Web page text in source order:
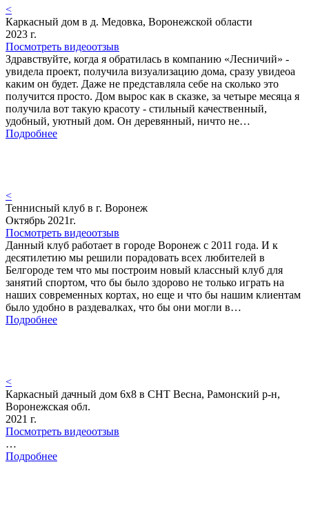
<
Каркасный дом в д. Медовка, Воронежской области
2023 г.
Посмотреть видеоотзыв
Здравствуйте, когда я обратилась в компанию «Лесничий» -
увидела проект, получила визуализацию дома, сразу увидеоа
каким он будет. Даже не представляла себе на сколько это
получится просто. Дом вырос как в сказке, за четыре месяца я
получила вот такую красоту - стильный качественный,
удобный, уютный дом. Он деревянный, ничто не…
Подробнее
<
Теннисный клуб в г. Воронеж
Октябрь 2021г.
Посмотреть видеоотзыв
Данный клуб работает в городе Воронеж с 2011 года. И к
десятилетию мы решили порадовать всех любителей в
Белгороде тем что мы построим новый классный клуб для
занятий спортом, что бы было здорово не только играть на
наших современных кортах, но еще и что бы нашим клиентам
было удобно в раздевалках, что бы они могли в…
Подробнее
<
Каркасный дачный дом 6х8 в СНТ Весна, Рамонский р-н,
Воронежская обл.
2021 г.
Посмотреть видеоотзыв
…
Подробнее